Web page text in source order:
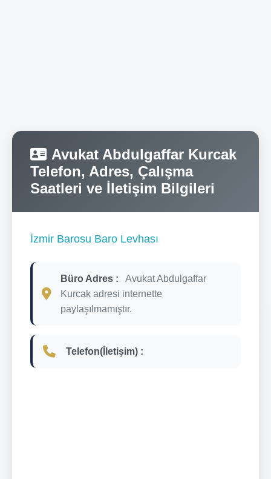
Avukat Abdulgaffar Kurcak
Telefon, Adres, Çalışma
Saatleri ve İletişim Bilgileri
İzmir Barosu Baro Levhası
Büro Adres :
Avukat Abdulgaffar
Kurcak adresi internette
paylaşılmamıştır.
Telefon(İletişim) :